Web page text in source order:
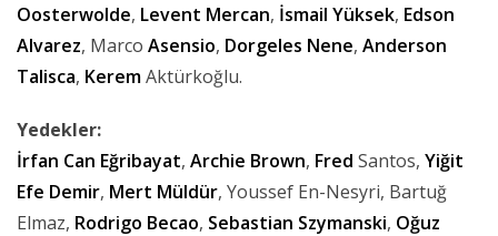
Oosterwolde, Levent Mercan, İsmail Yüksek, Edson
Alvarez, Marco Asensio, Dorgeles Nene, Anderson
Talisca, KeremAktürkoğlu.
Yedekler:
İrfan Can Eğribayat, Archie Brown, Fred Santos, Yiğit
Efe Demir, Mert Müldür, Youssef En-Nesyri, Bartuğ
Elmaz, Rodrigo Becao, Sebastian Szymanski, Oğuz